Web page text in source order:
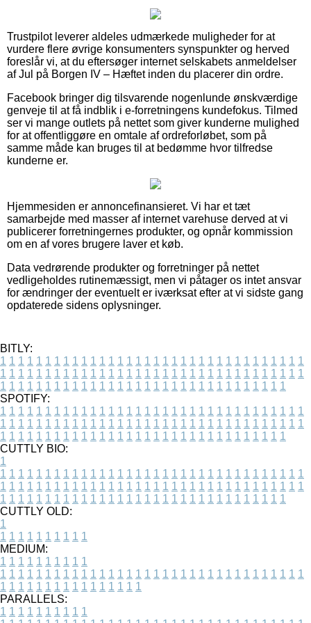
Trustpilot leverer aldeles udmærkede muligheder for at
vurdere flere øvrige konsumenters synspunkter og herved
foreslår vi, at du eftersøger internet selskabets anmeldelser
af Jul på Borgen IV – Hæftet inden du placerer din ordre.
Facebook bringer dig tilsvarende nogenlunde ønskværdige
genveje til at få indblik i e-forretningens kundefokus. Tilmed
ser vi mange outlets på nettet som giver kunderne mulighed
for at offentliggøre en omtale af ordreforløbet, som på
samme måde kan bruges til at bedømme hvor tilfredse
kunderne er.
Hjemmesiden er annoncefinansieret. Vi har et tæt
samarbejde med masser af internet varehuse derved at vi
publicerer forretningernes produkter, og opnår kommission
om en af vores brugere laver et køb.
Data vedrørende produkter og forretninger på nettet
vedligeholdes rutinemæssigt, men vi påtager os intet ansvar
for ændringer der eventuelt er iværksat efter at vi sidste gang
opdaterede sidens oplysninger.
BITLY:
1 1 1 1 1 1 1 1 1 1 1 1 1 1 1 1 1 1 1 1 1 1 1 1 1 1 1 1 1 1 1 1 1 1
1 1 1 1 1 1 1 1 1 1 1 1 1 1 1 1 1 1 1 1 1 1 1 1 1 1 1 1 1 1 1 1 1 1
1 1 1 1 1 1 1 1 1 1 1 1 1 1 1 1 1 1 1 1 1 1 1 1 1 1 1 1 1 1 1 1
SPOTIFY:
1 1 1 1 1 1 1 1 1 1 1 1 1 1 1 1 1 1 1 1 1 1 1 1 1 1 1 1 1 1 1 1 1 1
1 1 1 1 1 1 1 1 1 1 1 1 1 1 1 1 1 1 1 1 1 1 1 1 1 1 1 1 1 1 1 1 1 1
1 1 1 1 1 1 1 1 1 1 1 1 1 1 1 1 1 1 1 1 1 1 1 1 1 1 1 1 1 1 1 1
CUTTLY BIO:
1
1 1 1 1 1 1 1 1 1 1 1 1 1 1 1 1 1 1 1 1 1 1 1 1 1 1 1 1 1 1 1 1 1 1
1 1 1 1 1 1 1 1 1 1 1 1 1 1 1 1 1 1 1 1 1 1 1 1 1 1 1 1 1 1 1 1 1 1
1 1 1 1 1 1 1 1 1 1 1 1 1 1 1 1 1 1 1 1 1 1 1 1 1 1 1 1 1 1 1 1
CUTTLY OLD:
1
1 1 1 1 1 1 1 1 1 1
MEDIUM:
1 1 1 1 1 1 1 1 1 1
1 1 1 1 1 1 1 1 1 1 1 1 1 1 1 1 1 1 1 1 1 1 1 1 1 1 1 1 1 1 1 1 1 1
1 1 1 1 1 1 1 1 1 1 1 1 1 1 1 1
PARALLELS:
1 1 1 1 1 1 1 1 1 1